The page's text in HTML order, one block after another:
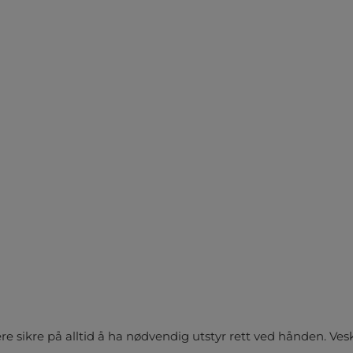
sikre på alltid å ha nødvendig utstyr rett ved hånden.